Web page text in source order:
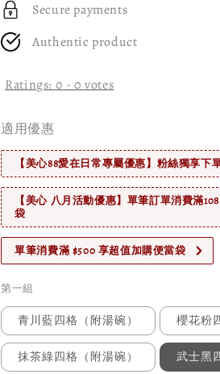
Secure payments
Authentic product
Ratings: 0 -0 votes
適用優惠
【美心88愛在日常專屬優惠】粉絲獨享下
【美心 八月活動優惠】單筆訂單消費滿
袋
單筆消費滿 $500 享超值加購便當袋
第一組
青川藍四格（附湯碗） 櫻花粉
抹茶綠四格（附湯碗） 武士黑